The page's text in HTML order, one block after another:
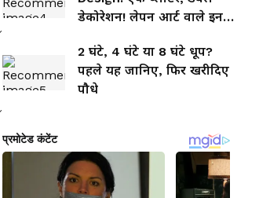
डेकोरेशन! लेपन आर्ट वाले इन
बैठेंगे आप
2 घंटे, 4 घंटे या 8 घंटे धूप?
पहले यह जानिए, फिर खरीदिए
पौधे